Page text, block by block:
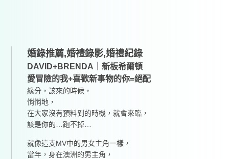
婚錄推薦,婚禮錄影,婚禮紀錄
DAVID+BRENDA｜新板希爾頓
愛冒險的我+喜歡新事物的你=絕配
緣分，該來的時候，
悄悄地，
在大家沒有預料到的時機，就會來臨，
該是你的…跑不掉…
就像這支MV中的男女主角一樣，
當年，身在澳洲的男主角，